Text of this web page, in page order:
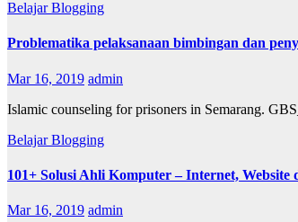
Belajar Blogging
Problematika pelaksanaan bimbingan dan
Mar 16, 2019 admin
Islamic counseling for prisoners in Semarang.
Belajar Blogging
101+ Solusi Ahli Komputer – Internet, Website
Mar 16, 2019 admin